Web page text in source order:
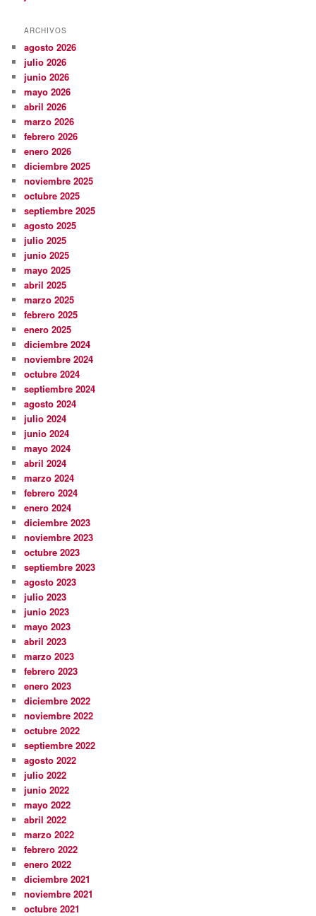
ARCHIVOS
agosto 2026
julio 2026
junio 2026
mayo 2026
abril 2026
marzo 2026
febrero 2026
enero 2026
diciembre 2025
noviembre 2025
octubre 2025
septiembre 2025
agosto 2025
julio 2025
junio 2025
mayo 2025
abril 2025
marzo 2025
febrero 2025
enero 2025
diciembre 2024
noviembre 2024
octubre 2024
septiembre 2024
agosto 2024
julio 2024
junio 2024
mayo 2024
abril 2024
marzo 2024
febrero 2024
enero 2024
diciembre 2023
noviembre 2023
octubre 2023
septiembre 2023
agosto 2023
julio 2023
junio 2023
mayo 2023
abril 2023
marzo 2023
febrero 2023
enero 2023
diciembre 2022
noviembre 2022
octubre 2022
septiembre 2022
agosto 2022
julio 2022
junio 2022
mayo 2022
abril 2022
marzo 2022
febrero 2022
enero 2022
diciembre 2021
noviembre 2021
octubre 2021